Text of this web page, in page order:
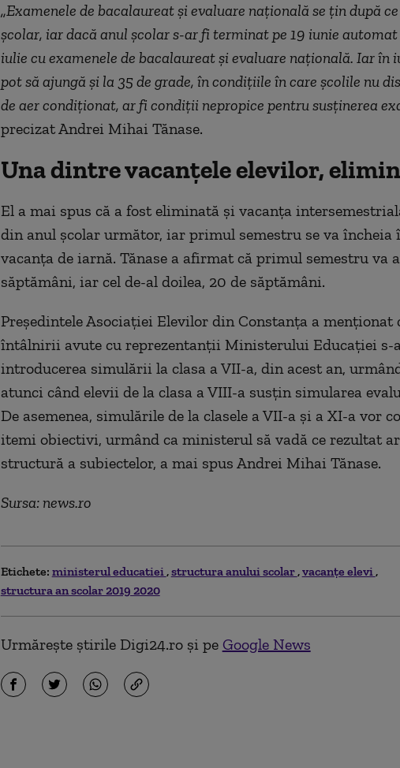
„Examenele de bacalaureat şi evaluare naţională se ţin după
şcolar, iar dacă anul şcolar s-ar fi terminat pe 19 iunie
iulie cu examenele de bacalaureat şi evaluare naţională. Iar în
pot să ajungă şi la 35 de grade, în condiţiile în care şcolile nu
de aer condiţionat, ar fi condiţii nepropice pentru susţinerea
precizat Andrei Mihai Tănase.
Una dintre vacanțele elevilor,
El a mai spus că a fost eliminată şi vacanţa
din anul şcolar următor, iar primul semestru se va încheia
vacanţa de iarnă. Tănase a afirmat că primul semestru va
săptămâni, iar cel de-al doilea, 20 de săptămâni.
Preşedintele Asociaţiei Elevilor din Constanţa a menţionat
întâlnirii avute cu reprezentanţii Ministerului Educaţiei s-
introducerea simulării la clasa a VII-a, din acest an,
atunci când elevii de la clasa a VIII-a susţin simularea
De asemenea, simulările de la clasele a VII-a şi a XI-a vor
itemi obiectivi, urmând ca ministerul să vadă ce rezultat
structură a subiectelor, a mai spus Andrei Mihai Tănase.
Sursa: news.ro
Etichete: ministerul educatiei structura anului scolar vacanțe elevi
structura an scolar 2019 2020
Urmărește știrile Digi24.ro și pe Google News